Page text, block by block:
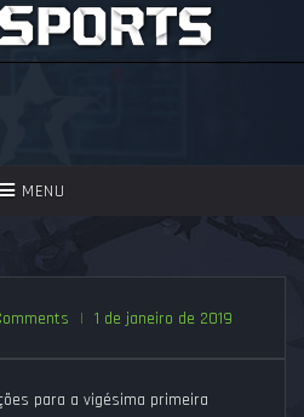
TOGGLE
MENU
| 1 de janeiro de 2019
para a vigésima primeira